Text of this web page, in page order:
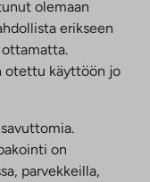
olemaan
erikseen
otettu käyttöön jo
on
parvekkeilla,